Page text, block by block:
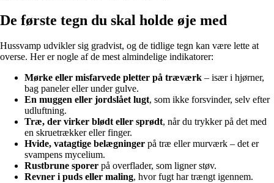
De første tegn du skal holde øje med
Hussvamp udvikler sig gradvist, og de tidlige tegn kan være lette at
overse. Her er nogle af de mest almindelige indikatorer:
Mørke eller misfarvede pletter på træværk – især i hjørner,
bag paneler eller under gulve.
En muggen eller jordslået lugt, som ikke forsvinder, selv efter
udluftning.
Træ, der virker blødt eller sprødt, når du trykker på det med
en skruetrækker eller finger.
Hvide, vatagtige belægninger på træ eller murværk – det er
svampens mycelium.
Rustbrune sporer på overflader, som ligner støv.
Revner i puds eller maling, hvor fugt har trængt igennem.